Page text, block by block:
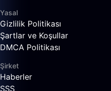
Yasal
Gizlilik Politikası
Şartlar ve Koşullar
DMCA Politikası
Şirket
Haberler
SSS